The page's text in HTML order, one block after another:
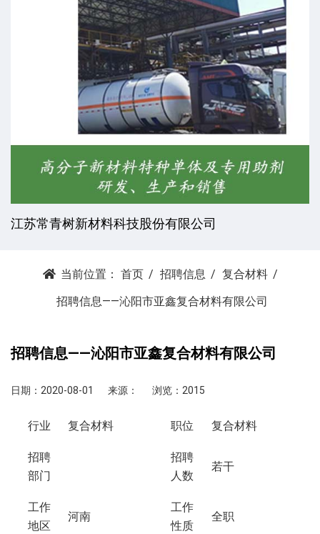
江苏常青树新材料科技股份有限公司
当前位置： 首页 招聘信息
复合材料
招聘信息——沁阳市亚鑫复合材料有限公司
招聘信息——沁阳市亚鑫复合材料有限公司
日期：2020-08-01 来源： 浏览：2015
行业 复合材料 职位 复合材料
招聘
部门
招聘
人数
若干
工作
地区
河南
工作
性质
全职